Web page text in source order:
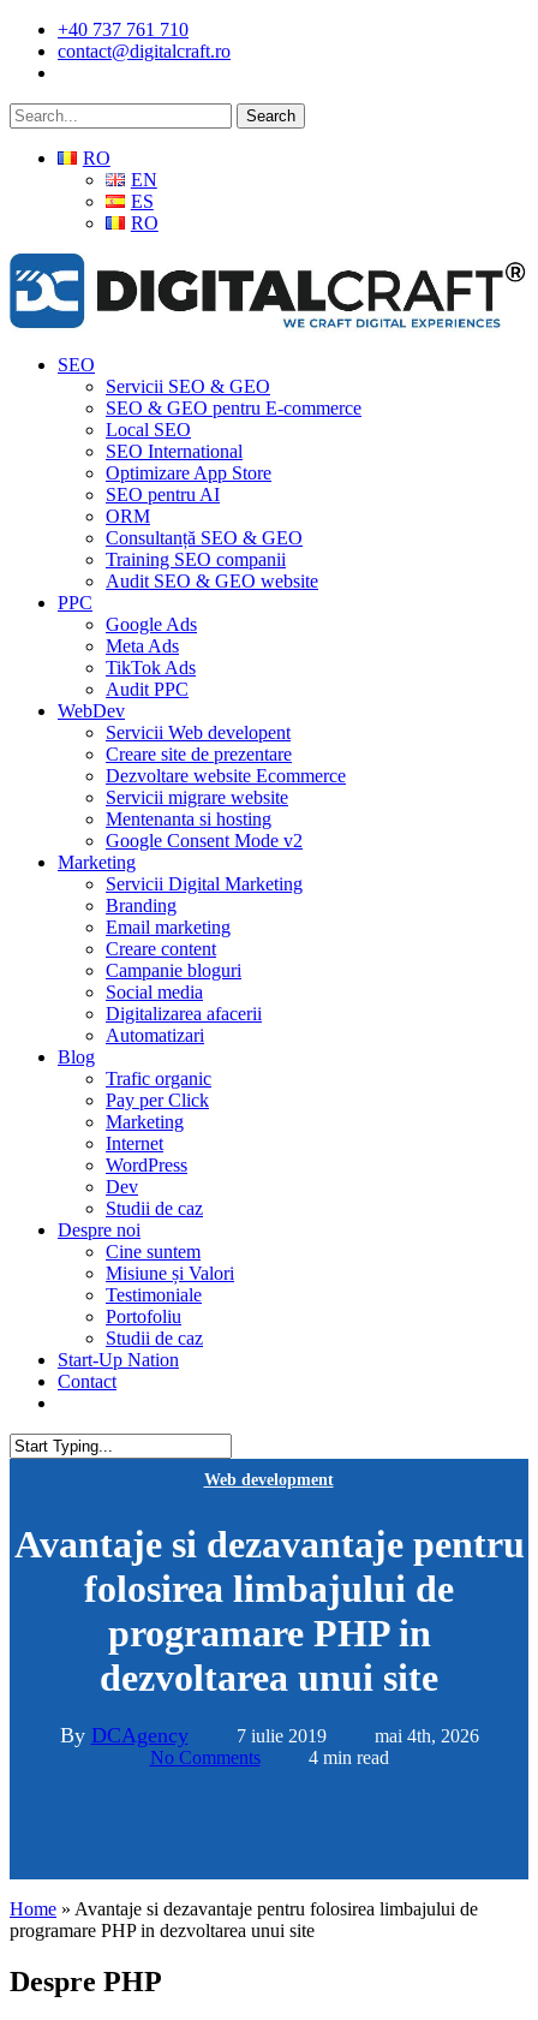
Skip
main
+40 737 761 710
contact@digitalcraft.ro
Search
RO
EN
ES
RO
Menu
SEO
Servicii SEO & GEO
SEO & GEO pentru E-commerce
Local SEO
SEO International
Optimizare App Store
SEO pentru AI
ORM
Consultanță SEO & GEO
Training SEO companii
Audit SEO & GEO website
PPC
Google Ads
Meta Ads
TikTok Ads
Audit PPC
WebDev
Servicii Web developent
Creare site de prezentare
Dezvoltare website Ecommerce
Servicii migrare website
Mentenanta si hosting
Google Consent Mode v2
Marketing
Servicii Digital Marketing
Branding
Email marketing
Creare content
Campanie bloguri
Social media
Digitalizarea afacerii
Automatizari
Blog
Trafic organic
Pay per Click
Marketing
Internet
WordPress
Dev
Studii de caz
Despre noi
Cine suntem
Misiune și Valori
Testimoniale
Portofoliu
Studii de caz
Start-Up Nation
Contact
Web development
Avantaje si dezavantaje pentru
folosirea limbajului de
programare PHP in
dezvoltarea unui site
By DCAgency 7 iulie 2019
mai 4th, 2026
No Comments
4 min read
Home » Avantaje si dezavantaje pentru folosirea limbajului de
programare PHP in dezvoltarea unui site
Despre PHP